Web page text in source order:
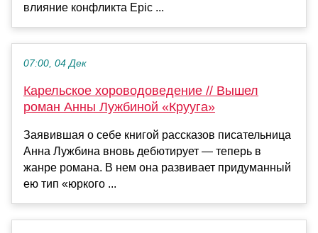
влияние конфликта Epic ...
07:00, 04 Дек
Карельское хороводоведение // Вышел
роман Анны Лужбиной «Крууга»
Заявившая о себе книгой рассказов писательница
Анна Лужбина вновь дебютирует — теперь в
жанре романа. В нем она развивает придуманный
ею тип «юркого ...